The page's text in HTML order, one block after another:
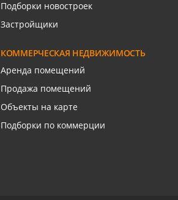
Подборки новостроек
Застройщики
КОММЕРЧЕСКАЯ НЕДВИЖИМОСТЬ
Аренда помещений
Продажа помещений
Объекты на карте
Подборки по коммерции